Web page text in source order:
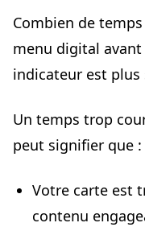
Combien de
menu digital avant
indicateur est
Un temps trop
peut signifier que :
Votre carte est
contenu